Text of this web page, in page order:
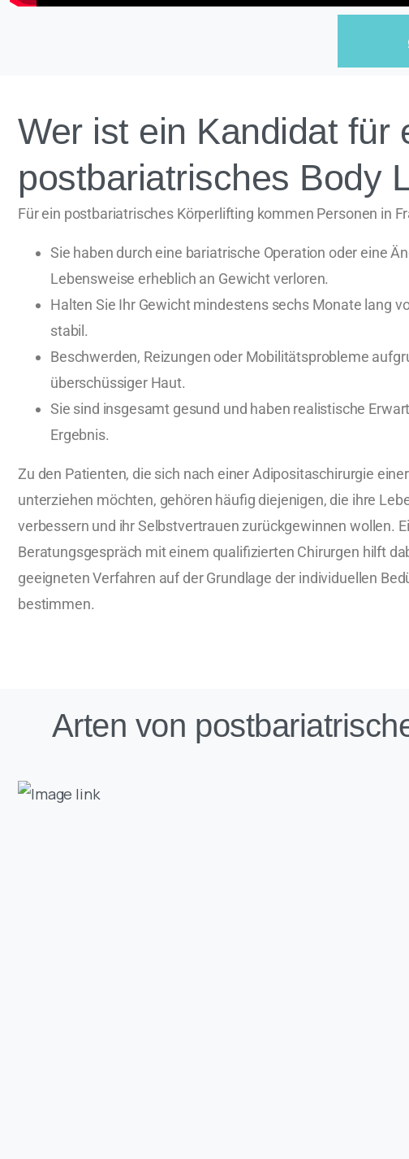
Wer ist ein Kandidat für
postbariatrisches Body
Für ein postbariatrisches Körperlifting kommen Personen in
Sie haben durch eine bariatrische Operation oder eine
Lebensweise erheblich an Gewicht verloren.
Halten Sie Ihr Gewicht mindestens sechs Monate lang
stabil.
Beschwerden, Reizungen oder Mobilitätsprobleme
überschüssiger Haut.
Sie sind insgesamt gesund und haben realistische
Ergebnis.
Zu den Patienten, die sich nach einer Adipositaschirurgie
unterziehen möchten, gehören häufig diejenigen, die ihre
verbessern und ihr Selbstvertrauen zurückgewinnen wollen.
Beratungsgespräch mit einem qualifizierten Chirurgen hilft
geeigneten Verfahren auf der Grundlage der individuellen
bestimmen.
Arten von